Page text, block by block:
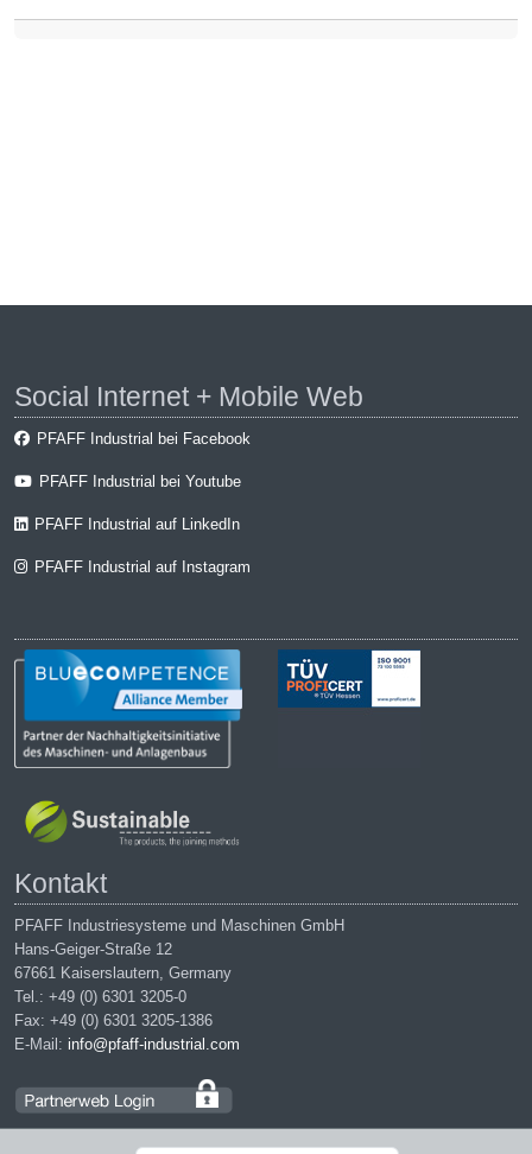
Social Internet + Mobile Web
PFAFF Industrial bei Facebook
PFAFF Industrial bei Youtube
PFAFF Industrial auf LinkedIn
PFAFF Industrial auf Instagram
Kontakt
PFAFF Industriesysteme und Maschinen GmbH
Hans-Geiger-Straße 12
67661 Kaiserslautern, Germany
Tel.: +49 (0) 6301 3205-0
Fax: +49 (0) 6301 3205-1386
E-Mail: info@pfaff-industrial.com